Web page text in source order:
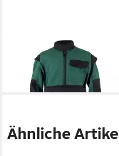
Overall Kinderoverall grün
43,75 €
in 2-3 Werktagen bei dir
Ähnliche Artikel